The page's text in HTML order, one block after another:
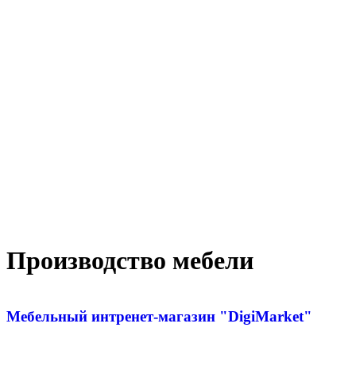
Производство мебели
Мебельный интренет-магазин "DigiMarket"